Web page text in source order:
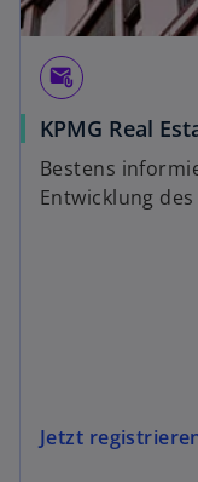
attach_email
KPMG Real
Bestens
Entwicklung
Jetzt